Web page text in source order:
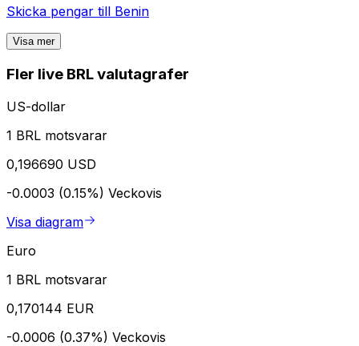
Skicka pengar till Benin
Visa mer
Fler live BRL valutagrafer
US-dollar
1 BRL motsvarar
0,196690 USD
-0.0003 (0.15%) Veckovis
Visa diagram
Euro
1 BRL motsvarar
0,170144 EUR
-0.0006 (0.37%) Veckovis